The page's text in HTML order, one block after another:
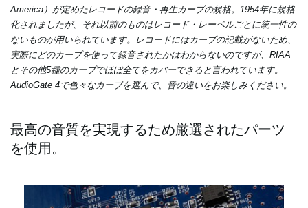
America）が定めたレコードの録音・再生カーブの規格。1954年に規格
化されましたが、それ以前のものはレコード・レーベルごとに統一性の
ないものが用いられています。レコードにはカーブの記載がないため、
実際にどのカーブを使って録音されたかはわからないのですが、RIAA
とその他5種のカーブでほぼ全てをカバーできると言われています。
AudioGate 4で色々なカーブを選んで、音の違いをお楽しみください。
最高の音質を実現するため厳選されたパーツ
を使用。